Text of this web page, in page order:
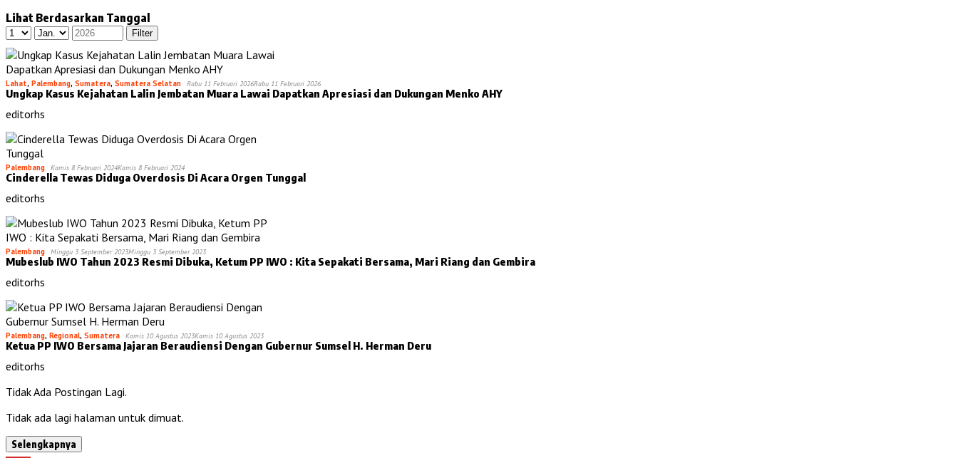
Lihat Berdasarkan Tanggal
Lahat, Palembang, Sumatera, Sumatera Selatan Rabu 11 Februari 2026Rabu 11 Februari 2026
Ungkap Kasus Kejahatan Lalin Jembatan Muara Lawai Dapatkan Apresiasi dan Dukungan Menko AHY
editorhs
Palembang Kamis 8 Februari 2024Kamis 8 Februari 2024
Cinderella Tewas Diduga Overdosis Di Acara Orgen Tunggal
editorhs
Palembang Minggu 3 September 2023Minggu 3 September 2023
Mubeslub IWO Tahun 2023 Resmi Dibuka, Ketum PP IWO : Kita Sepakati Bersama, Mari Riang dan Gembira
editorhs
Palembang, Regional, Sumatera Kamis 10 Agustus 2023Kamis 10 Agustus 2023
Ketua PP IWO Bersama Jajaran Beraudiensi Dengan Gubernur Sumsel H. Herman Deru
editorhs
Tidak Ada Postingan Lagi.
Tidak ada lagi halaman untuk dimuat.
Selengkapnya